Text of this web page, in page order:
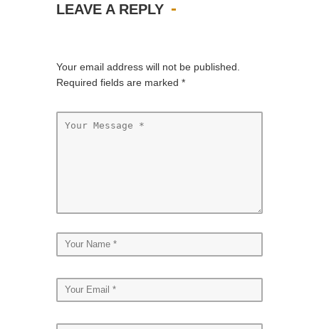
LEAVE A REPLY
Your email address will not be published.
Required fields are marked *